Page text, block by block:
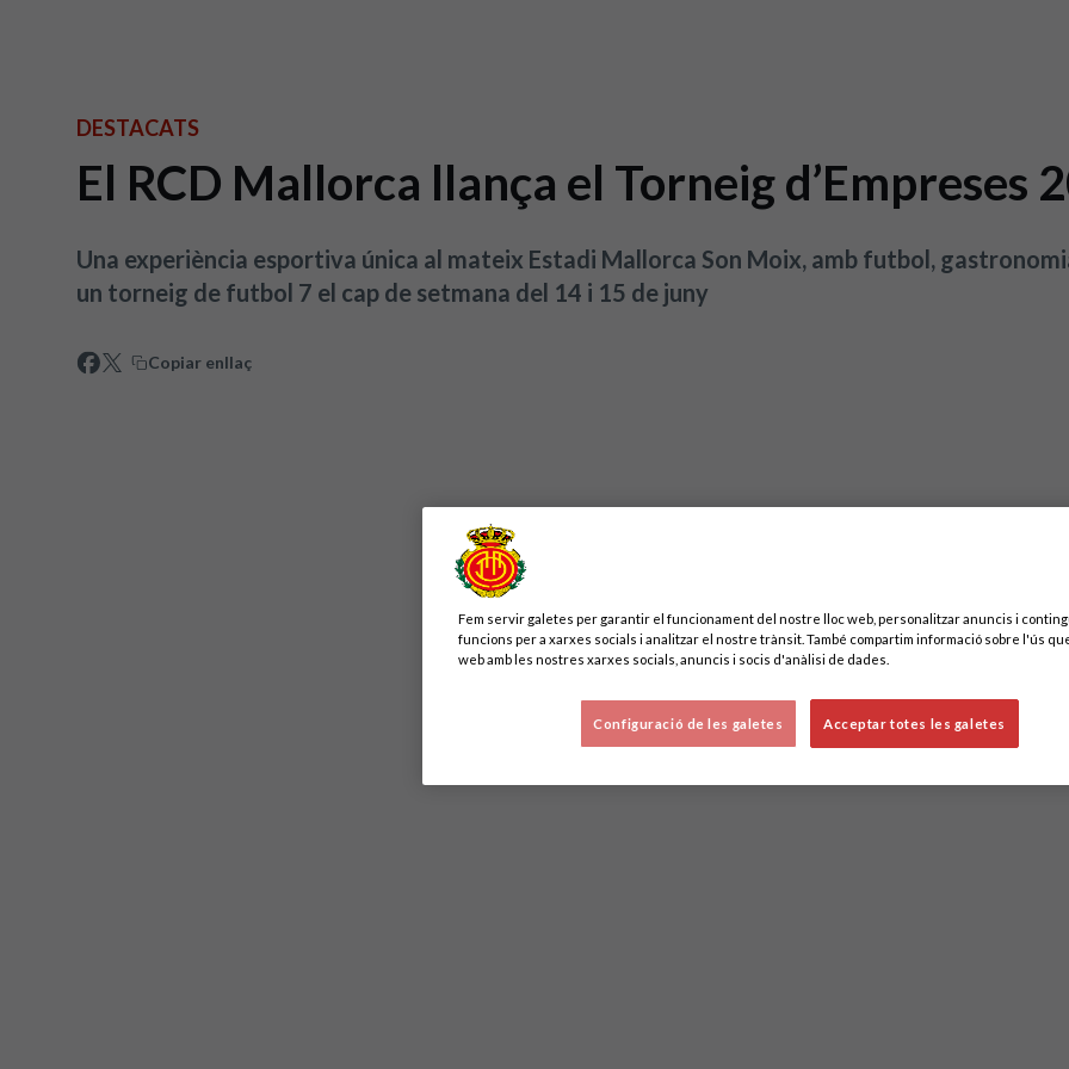
DESTACATS
El RCD Mallorca llança el Torneig d’Empreses
Una experiència esportiva única al mateix Estadi Mallorca Son Moix, amb futbol,
un torneig de futbol 7 el cap de setmana del 14 i 15 de juny
Copiar enllaç
Fem servir galetes per garantir el funcionament del nostre lloc web, personalitzar anuncis i
funcions per a xarxes socials i analitzar el nostre trànsit. També compartim informació sobre l'ús
web amb les nostres xarxes socials, anuncis i socis d'anàlisi de dades.
Acceptar totes les galetes
Configuració de les galetes